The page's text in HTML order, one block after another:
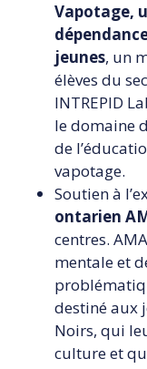
Vapotage,
jeunes, un
élèves du
INTREPID
le domaine
de
vapotage.
Soutien à
ontarien
centres.
mentale et
destiné aux
Noirs, qui
culture et